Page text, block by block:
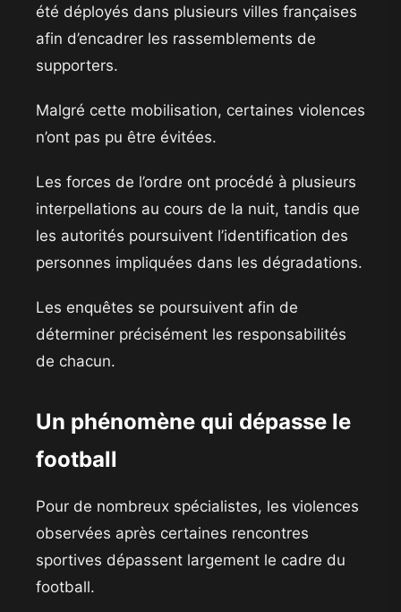
été déployés dans plusieurs villes françaises
afin d’encadrer les rassemblements de
supporters.
Malgré cette mobilisation, certaines violences
n’ont pas pu être évitées.
Les forces de l’ordre ont procédé à plusieurs
interpellations au cours de la nuit, tandis que
les autorités poursuivent l’identification des
personnes impliquées dans les dégradations.
Les enquêtes se poursuivent afin de
déterminer précisément les responsabilités
de chacun.
Un phénomène qui dépasse le
football
Pour de nombreux spécialistes, les violences
observées après certaines rencontres
sportives dépassent largement le cadre du
football.